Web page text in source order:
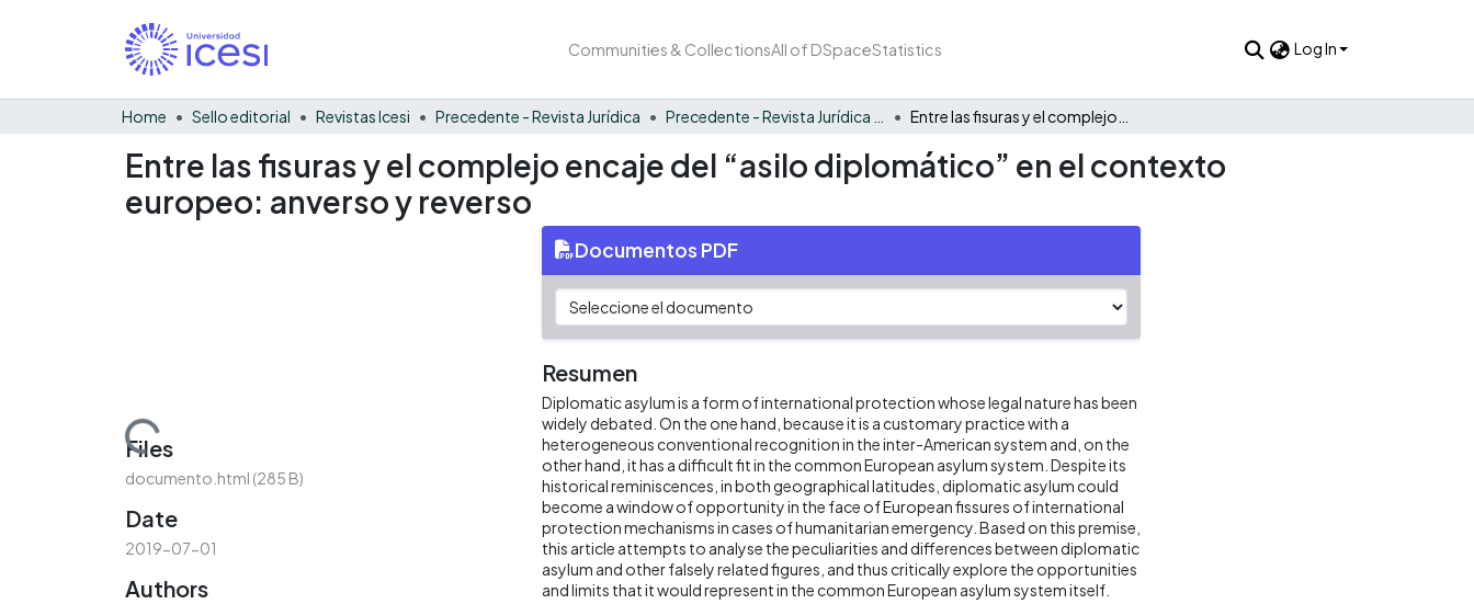
Communities & CollectionsAll of DSpaceStatistics Log In
Home Sello editorial Revistas Icesi Precedente - Revista Jurídica
Entre las fisuras y el complejo encaje del “asilo diplomático” en el contexto
europeo: anverso y reverso
Loading...
Files
documento.html (285 B)
Date
2019-07-01
Authors
Documentos PDF
Resumen
Diplomatic asylum is a form of international protection whose legal nature has been
widely debated. On the one hand, because it is a customary practice with a
heterogeneous conventional recognition in the inter-American system and, on the
other hand, it has a difficult fit in the common European asylum system. Despite its
historical reminiscences, in both geographical latitudes, diplomatic asylum could
become a window of opportunity in the face of European fissures of international
protection mechanisms in cases of humanitarian emergency. Based on this premise,
this article attempts to analyse the peculiarities and differences between diplomatic
asylum and other falsely related figures, and thus critically explore the opportunities
and limits that it would represent in the common European asylum system itself.